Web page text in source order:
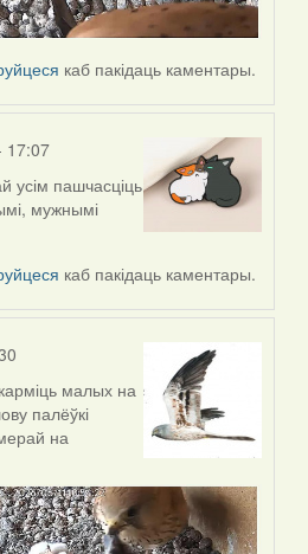
каб пакідаць каментары.
17:07
усім пашчасціць
мужнымі
каб пакідаць каментары.
малых на
палёўкі
на